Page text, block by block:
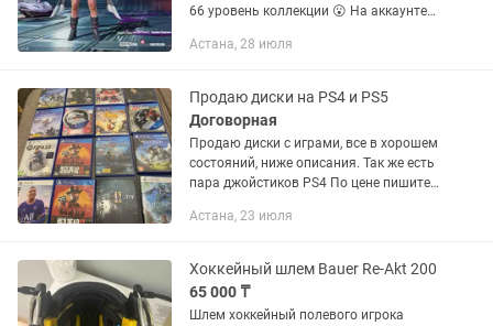
66 уровень коллекции 😮 На аккаунте
игрок: ❄ Все ледники — и все
костюмы 🔫...
Астана, 28 июля
Продаю диски на PS4 и PS5
Договорная
Продаю диски с играми, все в хорошем
состояний, ниже описания. Так же есть
пара джойстиков PS4 По цене пишите
экшен с открытым миром и роботами-
Астана, 23 июля
Хоккейный шлем Bauer Re-Akt 200
65 000 ₸
Шлем хоккейный полевого игрока